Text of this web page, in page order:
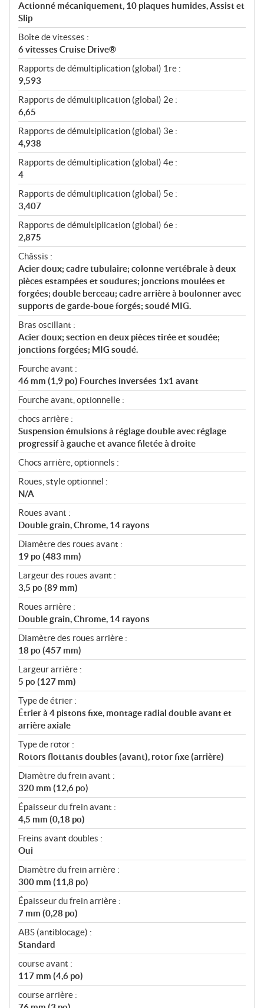
Actionné mécaniquement, 10 plaques humides, Assist et
Slip
Boîte de vitesses :
6 vitesses Cruise Drive®
Rapports de démultiplication (global) 1re :
9,593
Rapports de démultiplication (global) 2e :
6,65
Rapports de démultiplication (global) 3e :
4,938
Rapports de démultiplication (global) 4e :
4
Rapports de démultiplication (global) 5e :
3,407
Rapports de démultiplication (global) 6e :
2,875
Châssis :
Acier doux; cadre tubulaire; colonne vertébrale à deux
pièces estampées et soudures; jonctions moulées et
forgées; double berceau; cadre arrière à boulonner avec
supports de garde-boue forgés; soudé MIG.
Bras oscillant :
Acier doux; section en deux pièces tirée et soudée;
jonctions forgées; MIG soudé.
Fourche avant :
46 mm (1,9 po) Fourches inversées 1x1 avant
Fourche avant, optionnelle :
chocs arrière :
Suspension émulsions à réglage double avec réglage
progressif à gauche et avance filetée à droite
Chocs arrière, optionnels :
Roues, style optionnel :
N/A
Roues avant :
Double grain, Chrome, 14 rayons
Diamètre des roues avant :
19 po (483 mm)
Largeur des roues avant :
3,5 po (89 mm)
Roues arrière :
Double grain, Chrome, 14 rayons
Diamètre des roues arrière :
18 po (457 mm)
Largeur arrière :
5 po (127 mm)
Type de étrier :
Étrier à 4 pistons fixe, montage radial double avant et
arrière axiale
Type de rotor :
Rotors flottants doubles (avant), rotor fixe (arrière)
Diamètre du frein avant :
320 mm (12,6 po)
Épaisseur du frein avant :
4,5 mm (0,18 po)
Freins avant doubles :
Oui
Diamètre du frein arrière :
300 mm (11,8 po)
Épaisseur du frein arrière :
7 mm (0,28 po)
ABS (antiblocage) :
Standard
course avant :
117 mm (4,6 po)
course arrière :